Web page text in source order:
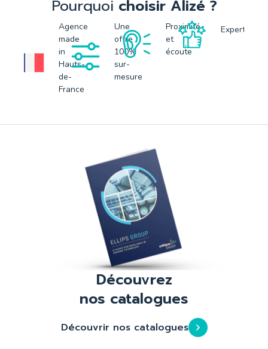
Pourquoi choisir Alizé ?
Agence
made
in
Hauts-
de-
France
Une
offre
100%
sur-
mesure
Proximité
et
écoute
Expertise
Découvrez
nos catalogues
Découvrir nos catalogues